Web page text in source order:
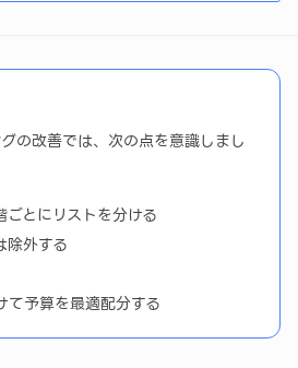
の改善では、次の点を意識しまし
とにリストを分ける
除外する
て予算を最適配分する